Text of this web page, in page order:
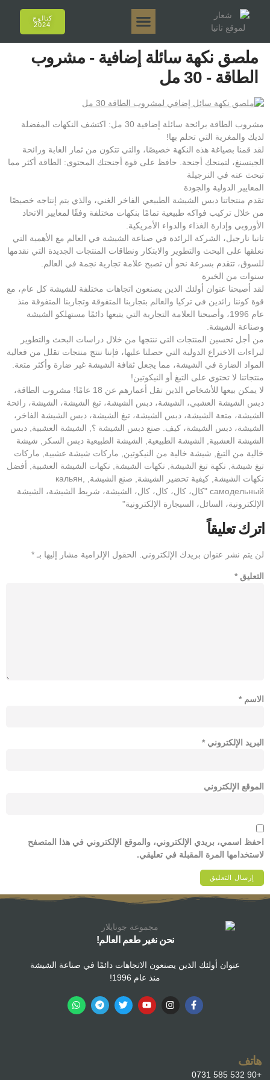
كتالوج
2024
ملصق نكهة سائلة إضافية - مشروب
الطاقة - 30 مل
مشروب الطاقة برائحة سائلة إضافية 30 مل: اكتشف النكهات المفضلة
لديك والمغرية التي تحلم بها!
لقد قمنا بصياغة هذه النكهة خصيصًا، والتي تتكون من ثمار الغابة ورائحة
الجينسنغ، لتمنحك أجنحة. حافظ على قوة أجنحتك المحتوى: الطاقة أكثر مما
تبحث عنه في النرجيلة
المعايير الدولية والجودة
تقدم منتجاتنا دبس الشيشة الطبيعي الفاخر الغني، والذي يتم إنتاجه خصيصًا
من خلال تركيب فواكه طبيعية تمامًا بنكهات مختلفة وفقًا لمعايير الاتحاد
الأوروبي وإدارة الغذاء والدواء الأمريكية.
تانيا نارجيل، الشركة الرائدة في صناعة الشيشة في العالم مع الأهمية التي
نعلقها على البحث والتطوير والابتكار ونطاقات المنتجات الجديدة التي نقدمها
للسوق، تتقدم بسرعة نحو أن تصبح علامة تجارية نجمة في العالم.
سنوات من الخبرة
لقد أصبحنا عنوان أولئك الذين يصنعون اتجاهات مختلفة للشيشة كل عام، مع
قوة كوننا رائدين في تركيا والعالم بتجاربنا المتفوقة وتجاربنا المتفوقة منذ
عام 1996، وأصبحنا العلامة التجارية التي يتبعها دائمًا مستهلكو الشيشة
وصناعة الشيشة.
من أجل تحسين المنتجات التي ننتجها من خلال دراسات البحث والتطوير
لبراءات الاختراع الدولية التي حصلنا عليها، فإننا ننتج منتجات تقلل من فعالية
المواد الضارة في الشيشة، مما يجعل ثقافة الشيشة غير ضارة وأكثر متعة.
منتجاتنا لا تحتوي على التبغ أو النيكوتين!
لا يمكن بيعها للأشخاص الذين تقل أعمارهم عن 18 عامًا! مشروب الطاقة،
دبس الشيشة العشبي، الشيشة، دبس الشيشة، تبغ الشيشة، الشيشة، رائحة
الشيشة، متعة الشيشة، دبس الشيشة، تبغ الشيشة، دبس الشيشة الفاخر،
الشيشة، دبس الشيشة، كيف. صنع دبس الشيشة ؟, الشيشة العشبية, دبس
الشيشة العشبية, الشيشة الطبيعية, الشيشة الطبيعية دبس السكر, شيشة
خالية من التبغ, شيشة خالية من النيكوتين, ماركات شيشة عشبية, ماركات
تبغ شيشة, نكهة تبغ الشيشة, نكهات الشيشة, نكهات الشيشة العشبية, أفضل
نكهات الشيشة, كيفية تحضير الشيشة, صنع الشيشة, кальян,
самодельный "كال، كال، كال، كال، الشيشة، شريط الشيشة، الشيشة
الإلكترونية، السائل، السيجارة الإلكترونية"
اترك تعليقاً
لن يتم نشر عنوان بريدك الإلكتروني. الحقول الإلزامية مشار إليها بـ *
التعليق *
الاسم *
البريد الإلكتروني *
الموقع الإلكتروني
احفظ اسمي، بريدي الإلكتروني، والموقع الإلكتروني في هذا المتصفح
لاستخدامها المرة المقبلة في تعليقي.
نحن نغير طعم العالم!
عنوان أولئك الذين يصنعون الاتجاهات دائمًا في صناعة الشيشة
منذ عام 1996!
هاتف
+90 532 585 0731